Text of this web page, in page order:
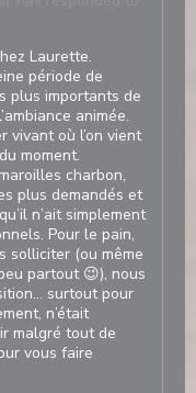
Laurette.
période de
plus importants de
animée.
vivant où l’on vient
moment.
charbon,
plus demandés et
n’ait simplement
Pour le pain,
solliciter (ou même
partout 😉), nous
surtout pour
n’était
malgré tout de
vous faire